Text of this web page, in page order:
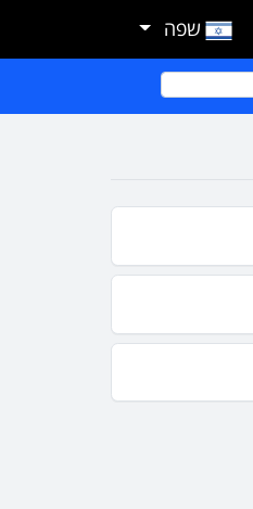
שפה